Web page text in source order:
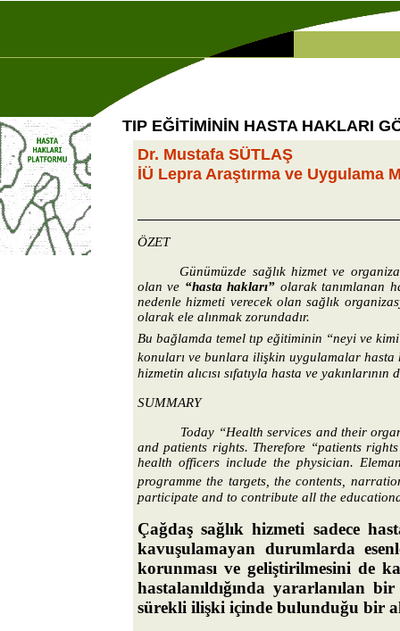
TIP EĞİTİMİNİN HASTA HAKLARI
Dr. Mustafa SÜTLAŞ
İÜ Lepra Araştırma ve Uygulama
ÖZET
Günümüzde sağlık hizmet ve
olan ve “hasta hakları” olarak tanımlanan
nedenle hizmeti verecek olan sağlık
olarak ele alınmak zorundadır.
Bu bağlamda temel tıp eğitiminin “neyi ve
konuları ve bunlara ilişkin uygulamalar hasta
hizmetin alıcısı sıfatıyla hasta ve
SUMMARY
Today “Health services and their
and patients rights. Therefore “patients
health officers include the physician.
programme the targets, the contents,
participate and to contribute all the
Çağdaş sağlık hizmeti sadece
kavuşulamayan durumlarda
korunması ve geliştirilmesini de
hastalanıldığında yararlanılan
sürekli ilişki içinde bulunduğu bir